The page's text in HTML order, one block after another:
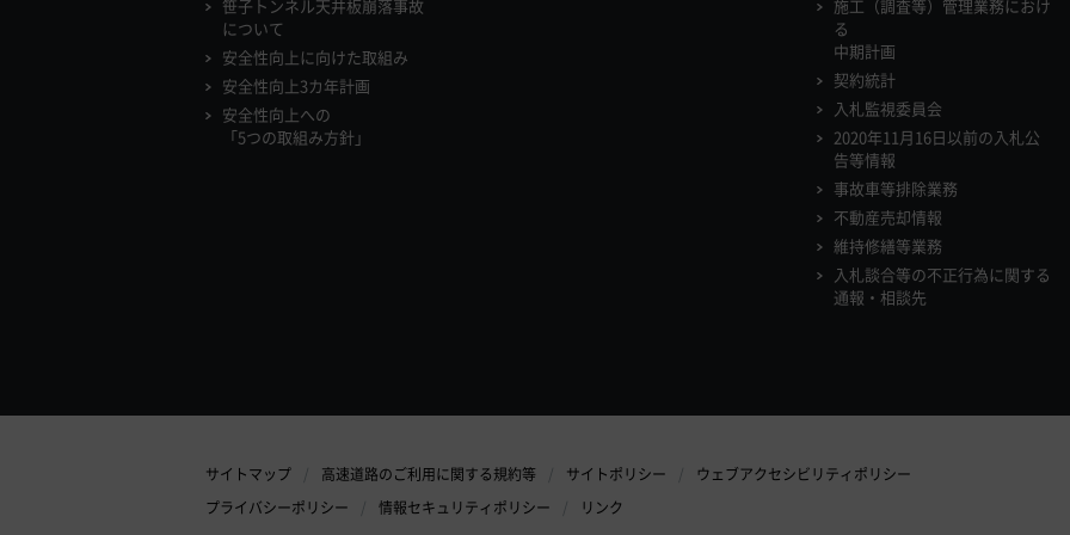
笹子トンネル天井板崩落事故
について
安全性向上に向けた取組み
安全性向上3カ年計画
安全性向上への
「5つの取組み方針」
施工（調査等）管理業務におけ
る
中期計画
契約統計
入札監視委員会
2020年11月16日以前の入札公
告等情報
事故車等排除業務
不動産売却情報
維持修繕等業務
入札談合等の不正行為に関する
通報・相談先
サイトマップ 高速道路のご利用に関する規約等 サイトポリシー
ウェブアクセシビリティポリシー
プライバシーポリシー
情報セキュリティポリシー リンク